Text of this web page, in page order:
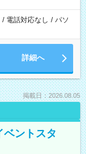
/ 電話対応なし / パソ
詳細へ
掲載日：2026.08.05
ベントスタ